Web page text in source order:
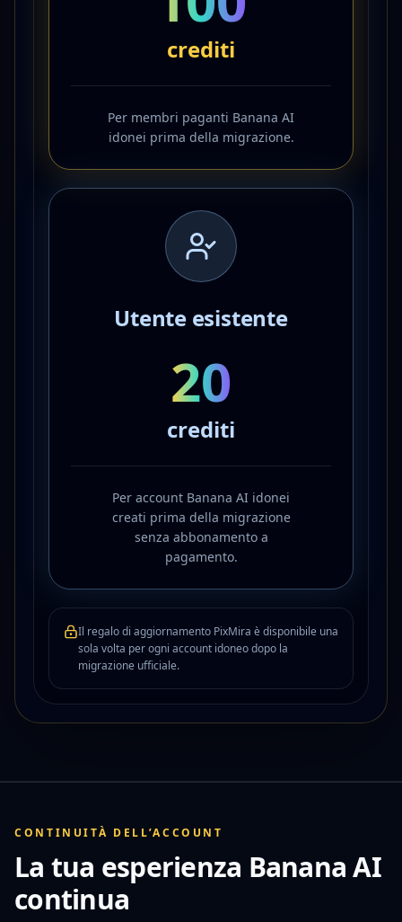
crediti
Per membri paganti Banana AI
idonei prima della migrazione.
Utente esistente
20
crediti
Per account Banana AI idonei
creati prima della migrazione
senza abbonamento a
pagamento.
Il regalo di aggiornamento PixMira è disponibile una
sola volta per ogni account idoneo dopo la
migrazione ufficiale.
CONTINUITÀ DELL’ACCOUNT
La tua esperienza Banana AI
continua